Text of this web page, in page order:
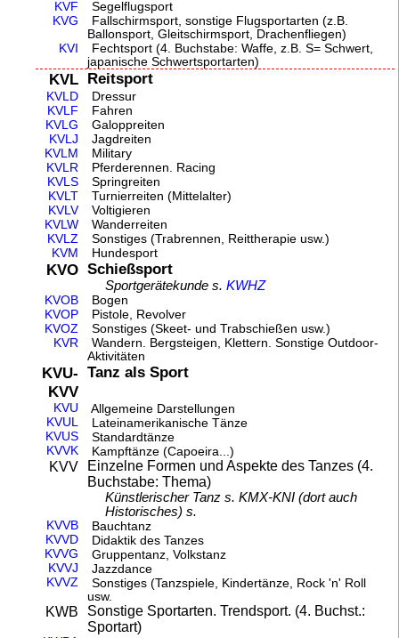
KVF
Segelflugsport
KVG
Fallschirmsport, sonstige Flugsportarten (z.B.
Ballonsport, Gleitschirmsport, Drachenfliegen)
KVI
Fechtsport (4. Buchstabe: Waffe, z.B. S= Schwert,
japanische Schwertsportarten)
KVL Reitsport
KVLD
Dressur
KVLF
Fahren
KVLG
Galoppreiten
KVLJ
Jagdreiten
KVLM
Military
KVLR
Pferderennen. Racing
KVLS
Springreiten
KVLT
Turnierreiten (Mittelalter)
KVLV
Voltigieren
KVLW
Wanderreiten
KVLZ
Sonstiges (Trabrennen, Reittherapie usw.)
KVM
Hundesport
KVO Schießsport
Sportgerätekunde s.KWHZ
KVOB
Bogen
KVOP
Pistole, Revolver
KVOZ
Sonstiges (Skeet- und Trabschießen usw.)
KVR
Wandern. Bergsteigen, Klettern. Sonstige Outdoor-
Aktivitäten
KVU-
KVV
Tanz als Sport
KVU
Allgemeine Darstellungen
KVUL
Lateinamerikanische Tänze
KVUS
Standardtänze
KVVK
Kampftänze (Capoeira...)
KVV
Einzelne Formen und Aspekte des Tanzes (4.
Buchstabe: Thema)
Künstlerischer Tanz s. KMX-KNI (dort auch
Historisches) s.
KVVB
Bauchtanz
KVVD
Didaktik des Tanzes
KVVG
Gruppentanz, Volkstanz
KVVJ
Jazzdance
KVVZ
Sonstiges (Tanzspiele, Kindertänze, Rock 'n' Roll
usw.
KWB
Sonstige Sportarten. Trendsport. (4. Buchst.:
Sportart)